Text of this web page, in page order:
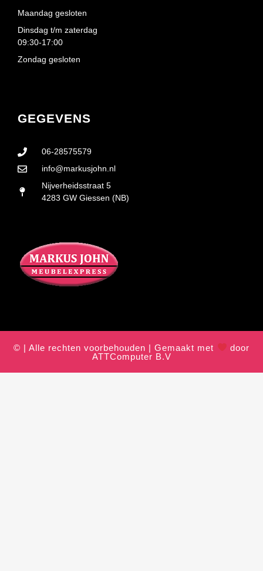
GEGEVENS
06-28575579
info@markusjohn.nl
Nijverheidsstraat 5
4283 GW Giessen (NB)
Maandag gesloten
Dinsdag t/m zaterdag
09:30-17:00
Zondag gesloten
© | Alle rechten voorbehouden | Gemaakt met
door
ATTComputer B.V